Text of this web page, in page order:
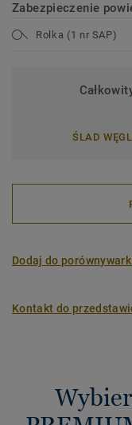
Zabezpieczenie
Rolka (1 nr SAP)
ŚLAD
Dodaj do
Kontakt do